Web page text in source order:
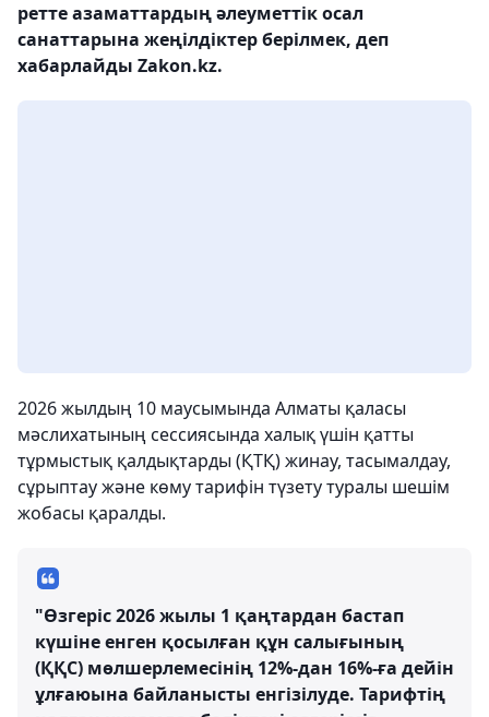
ретте азаматтардың әлеуметтік осал
санаттарына жеңілдіктер берілмек, деп
хабарлайды Zakon.kz.
2026 жылдың 10 маусымында Алматы қаласы
мәслихатының сессиясында халық үшін қатты
тұрмыстық қалдықтарды (ҚТҚ) жинау, тасымалдау,
сұрыптау және көму тарифін түзету туралы шешім
жобасы қаралды.
"Өзгеріс 2026 жылы 1 қаңтардан бастап
күшіне енген қосылған құн салығының
(ҚҚС) мөлшерлемесінің 12%-дан 16%-ға дейін
ұлғаюына байланысты енгізілуде. Тарифтің